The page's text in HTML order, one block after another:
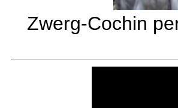
Zwerg-Cochin